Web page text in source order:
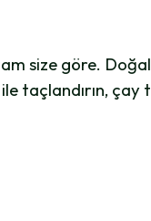
size göre.
çay